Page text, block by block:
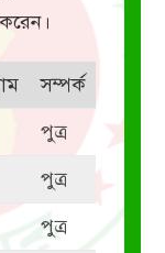
সম্পর্ক
পুত্র
পুত্র
পুত্র